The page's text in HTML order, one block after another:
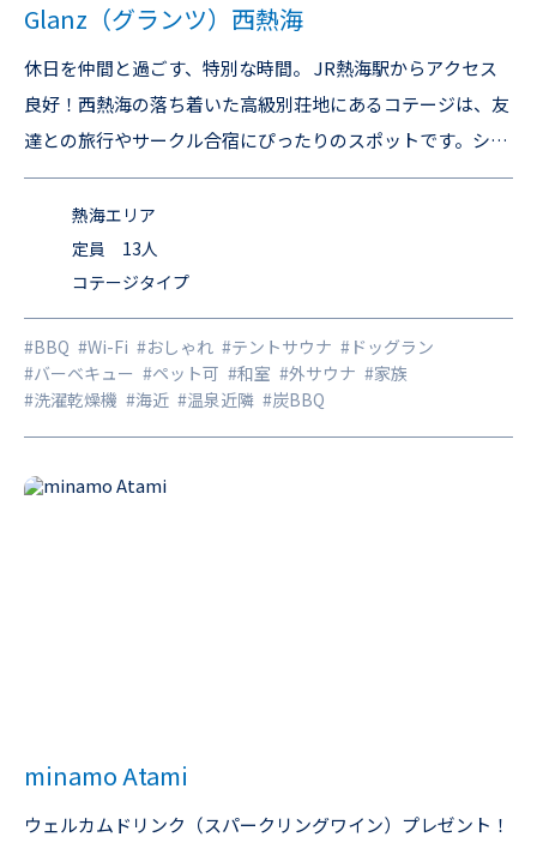
Glanz（グランツ）西熱海
休日を仲間と過ごす、特別な時間。 JR熱海駅からアクセス
良好！西熱海の落ち着いた高級別荘地にあるコテージは、友
達との旅行やサークル合宿にぴったりのスポットです。シン
プルモダンなインテリアでまとめられた清潔感のある室内
は、居心地抜群。リラックスしながら、思い出に残るひとと
きを過ごせます。 テントサウナ（2025年6月）を用意しまし
た！！ 周辺は緑に囲まれ、自然に癒されるロケーション。近
くにはゴルフコースもあり、ちょっと大人なアクティビティ
にも挑戦できます。観光にも便利な立地で、海や温泉を楽し
んだあとは、みんなで語り合う夜を。 大人数で泊まれるか
熱海エリア
定員 13人
コテージタイプ
#BBQ #Wi-Fi #おしゃれ #テントサウナ #ドッグラン
#バーベキュー #ペット可 #和室 #外サウナ #家族
#洗濯乾燥機 #海近 #温泉近隣 #炭BBQ
minamo Atami
ウェルカムドリンク（スパークリングワイン）プレゼント！